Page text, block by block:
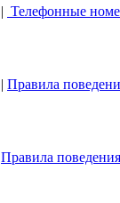
| Телефонные
| Правила
Правила